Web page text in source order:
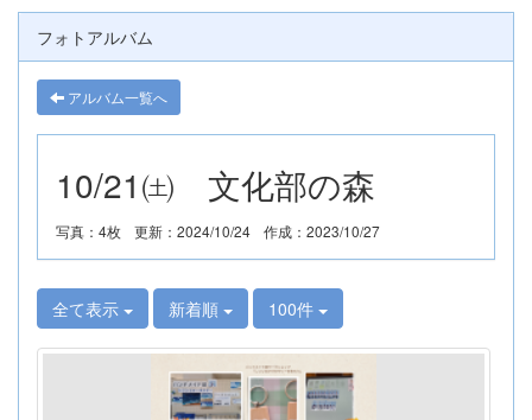
フォトアルバム
アルバム一覧へ
10/21㈯ 文化部の森
写真：4枚 更新：2024/10/24 作成：2023/10/27
全て表示 新着順 100件